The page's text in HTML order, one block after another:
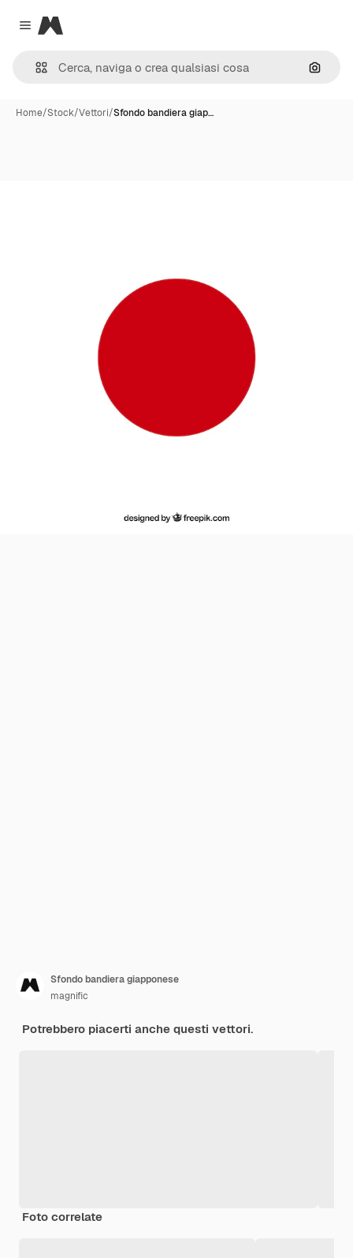
Close menu
Magnific
Cerca
Home/Stock/Vettori/Sfondo bandiera giap…
Sfondo bandiera giapponese
magnific
Potrebbero piacerti anche questi vettori.
Foto correlate